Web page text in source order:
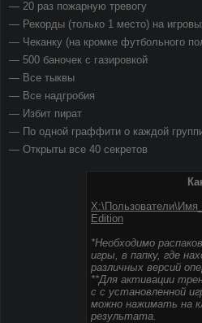
— 20 раз пожарную тревогу
— Рекорды (только 1 место) на
— Чеканку (на кромке футбольного
— 500 баночек с газировкой
— Все тыквы
— Все надгробия
— Избит пират
— По одной граффити о каждой
— Открыты все 40 секретов
Edition
*Необходимо
игры, в папку, где
различных версий
**Для активации
с с установленной
можно нажимать на
результата.